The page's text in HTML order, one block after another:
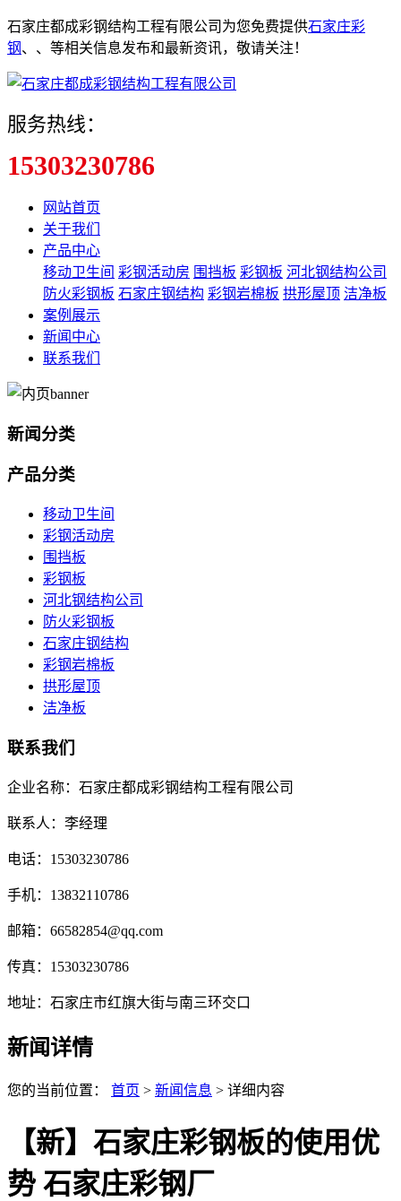
石家庄都成彩钢结构工程有限公司为您免费提供石家庄彩
钢、 、 等相关信息发布和最新资讯，敬请关注！
服务热线：
15303230786
网站首页
关于我们
产品中心
移动卫生间 彩钢活动房 围挡板 彩钢板 河北钢结构公司
防火彩钢板 石家庄钢结构 彩钢岩棉板 拱形屋顶 洁净板
案例展示
新闻中心
联系我们
新闻分类
产品分类
移动卫生间
彩钢活动房
围挡板
彩钢板
河北钢结构公司
防火彩钢板
石家庄钢结构
彩钢岩棉板
拱形屋顶
洁净板
联系我们
企业名称：石家庄都成彩钢结构工程有限公司
联系人：李经理
电话：15303230786
手机：13832110786
邮箱：66582854@qq.com
传真：15303230786
地址：石家庄市红旗大街与南三环交口
新闻详情
您的当前位置： 首页 > 新闻信息 > 详细内容
【新】石家庄彩钢板的使用优
势 石家庄彩钢厂